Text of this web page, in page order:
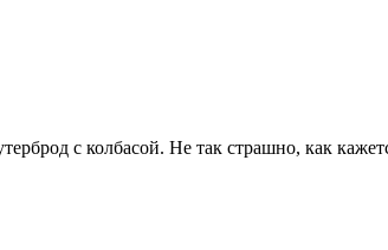
с колбасой. Не так страшно, как